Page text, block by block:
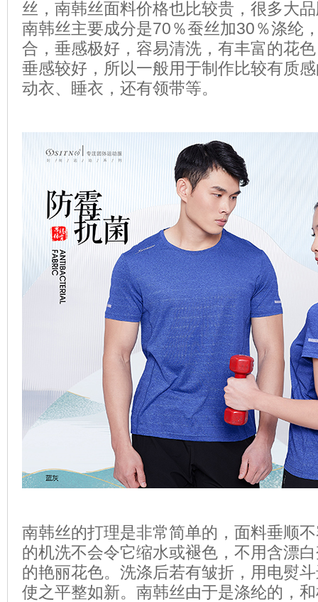
丝，南韩丝面料价格也比较贵，很多大
南韩丝主要成分是70％蚕丝加30％涤纶
合，垂感极好，容易清洗，有丰富的花
垂感较好，所以一般用于制作比较有质
动衣、睡衣，还有领带等。
南韩丝的打理是非常简单的，面料垂顺
的机洗不会令它缩水或褪色，不用含漂
的艳丽花色。洗涤后若有皱折，用电熨
使之平整如新。南韩丝由于是涤纶的，